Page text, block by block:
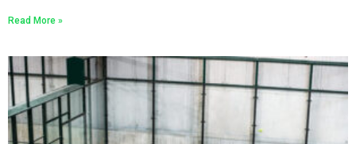
Read More »